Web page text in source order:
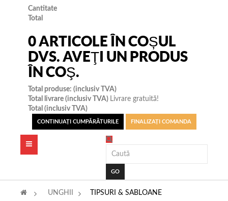
Cantitate
Total
0ARTICOLE ÎN COȘUL
DVS.AVEŢI UN PRODUS
ÎN COŞ.
Total produse: (inclusiv TVA)
Total livrare (inclusiv TVA) Livrare gratuită!
Total (inclusiv TVA)
CONTINUAŢI CUMPĂRĂTURILE FINALIZAȚI COMANDA
GO
Toggle
navigation
> UNGHII > TIPSURI & SABLOANE